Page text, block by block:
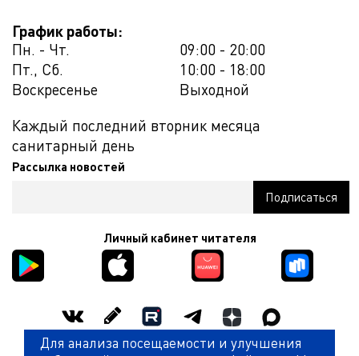
График работы:
Пн. - Чт.
09:00 - 20:00
Пт., Сб.
10:00 - 18:00
Воскресенье
Выходной
Каждый последний вторник месяца
санитарный день
Рассылка новостей
Личный кабинет читателя
Для анализа посещаемости и улучшения